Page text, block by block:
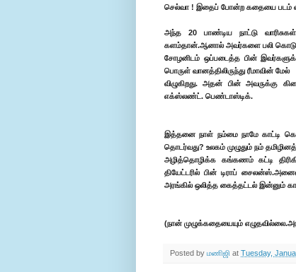
செல்வா ! இதைப் போன்ற கதையை படம்
அந்த 20 பாண்டிய நாட்டு
களம்தான்.ஆனால் அவர்களை பலி
சோழனிடம் ஒப்படைத்த பின்
பொருள் வானத்திலிருந்து ரீமாவின் மேல்
விழுகிறது. அதன் பின் அவருக்கு
எக்ஸ்லண்ட். பெண்டாஸ்டிக்.
இத்தனை நாள் நம்மை நாமே காட்டி
தொடர்வது? உலகம் முழுதும் நம்
அழித்தொழிக்க கங்கணம் கட்டி
தியேட்டரில் பின் டிராப்
அரங்கில் ஒலித்த கைத்தட்டல் இன்னும்
(நான் முழுக்கதையையும்
Posted by மணிஜி at Tuesday,